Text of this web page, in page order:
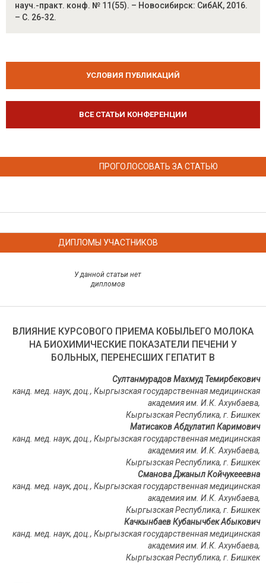
науч.-практ. конф. № 11(55). – Новосибирск: СибАК, 2016.
– С. 26-32.
УСЛОВИЯ ПУБЛИКАЦИЙ
ВСЕ СТАТЬИ КОНФЕРЕНЦИИ
ПРОГОЛОСОВАТЬ ЗА СТАТЬЮ
ДИПЛОМЫ УЧАСТНИКОВ
У данной статьи нет
дипломов
ВЛИЯНИЕ КУРСОВОГО ПРИЕМА КОБЫЛЬЕГО МОЛОКА
НА БИОХИМИЧЕСКИЕ ПОКАЗАТЕЛИ ПЕЧЕНИ У
БОЛЬНЫХ, ПЕРЕНЕСШИХ ГЕПАТИТ В
Султанмурадов Махмуд Темирбекович
канд. мед. наук, доц., Кыргызская государственная медицинская
академия им. И.К. Ахунбаева,
Кыргызская Республика, г. Бишкек
Матисаков Абдулатип Каримович
канд. мед. наук, доц., Кыргызская государственная медицинская
академия им. И.К. Ахунбаева,
Кыргызская Республика, г. Бишкек
Сманова Джаныл Койчукееевна
канд. мед. наук, доц., Кыргызская государственная медицинская
академия им. И.К. Ахунбаева,
Кыргызская Республика, г. Бишкек
Качкынбаев Кубанычбек Абыкович
канд. мед. наук, доц., Кыргызская государственная медицинская
академия им. И.К. Ахунбаева,
Кыргызская Республика, г. Бишкек